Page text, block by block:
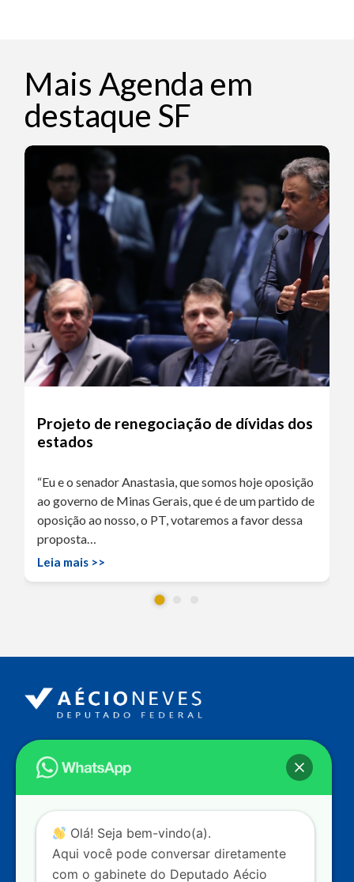
Mais Agenda em
destaque SF
Projeto de renegociação de dívidas dos
estados
“Eu e o senador Anastasia, que somos hoje oposição
ao governo de Minas Gerais, que é de um partido de
oposição ao nosso, o PT, votaremos a favor dessa
proposta…
Leia mais >>
Endereço
Câmara dos Deputados
Ed. Principal, Ala C – Gabinete
Contato
dep.aecioneves@camara.leg.br
+55 (61) 3215-5964
Olá! Seja bem-vindo(a).
Aqui você pode conversar diretamente
com o gabinete do Deputado Aécio